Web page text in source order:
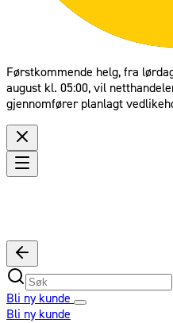
Førstkommende helg, fra
august kl. 05:00, vil
gjennomfører planlagt
Bli ny kunde
Bli ny kunde